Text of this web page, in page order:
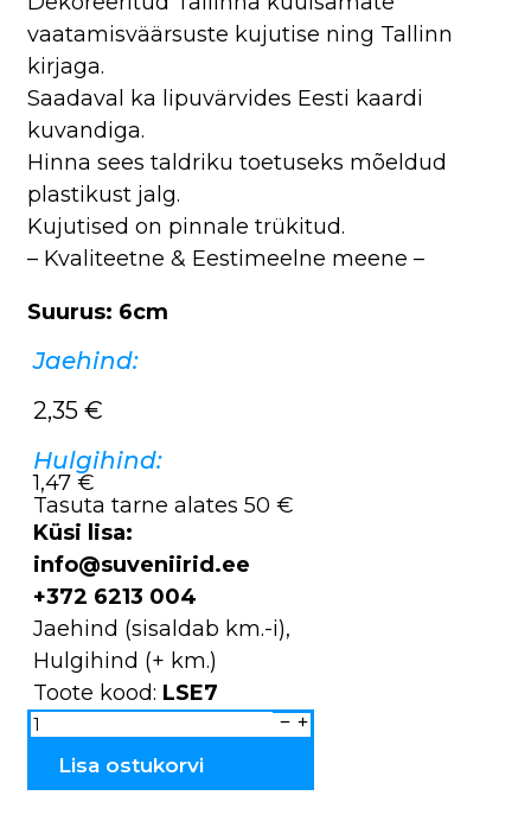
vaatamisväärsuste kujutise ning Tallinn
kirjaga.
Saadaval ka lipuvärvides Eesti kaardi
kuvandiga.
Hinna sees taldriku toetuseks mõeldud
plastikust jalg.
Kujutised on pinnale trükitud.
– Kvaliteetne & Eestimeelne meene –
Suurus: 6cm
Jaehind:
2,35 €
Hulgihind:
1,47 €
Tasuta tarne alates 50 €
Küsi lisa:
info@suveniirid.ee
+372 6213 004
Jaehind (sisaldab km.-i),
Hulgihind (+ km.)
Toote kood: LSE7
Taldrik
mini
portselanist
Estonia
LSE7
Lisa ostukorvi